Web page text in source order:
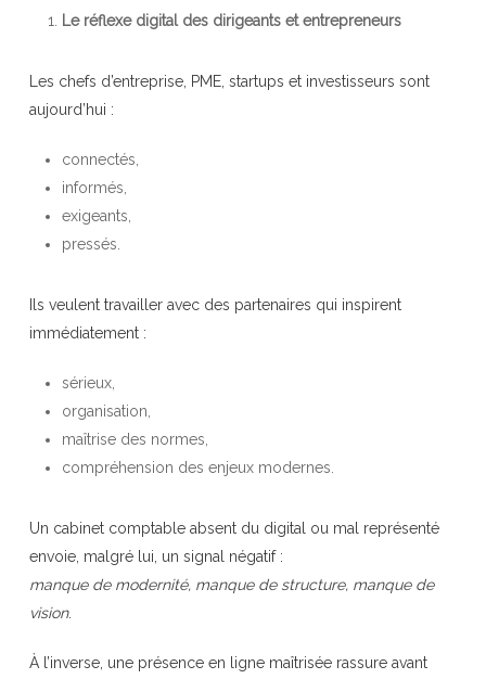
Le réflexe digital des dirigeants et entrepreneurs
Les chefs d’entreprise, PME, startups et investisseurs sont
aujourd’hui :
connectés,
informés,
exigeants,
pressés.
Ils veulent travailler avec des partenaires qui inspirent
immédiatement :
sérieux,
organisation,
maîtrise des normes,
compréhension des enjeux modernes.
Un cabinet comptable absent du digital ou mal représenté
envoie, malgré lui, un signal négatif :
manque de modernité, manque de structure, manque de
vision.
À l’inverse, une présence en ligne maîtrisée rassure avant